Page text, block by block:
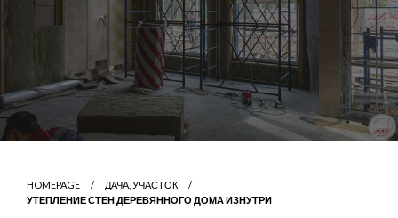
HOMEPAGE
ДАЧА, УЧАСТОК
УТЕПЛЕНИЕ СТЕН ДЕРЕВЯННОГО ДОМА ИЗНУТРИ